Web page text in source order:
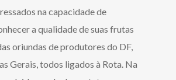
na capacidade de
a qualidade de suas frutas
oriundas de produtores do DF,
Gerais, todos ligados à Rota. Na